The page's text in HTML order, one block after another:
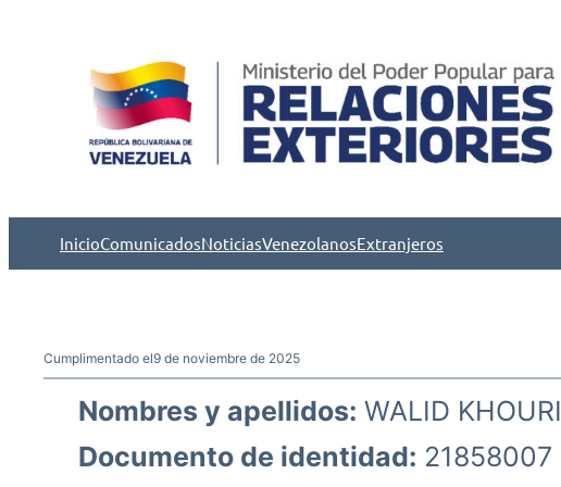
InicioComunicadosNoticiasVenezolanosExtranjeros
Cumplimentado el9 de noviembre de 2025
Nombres y apellidos: WALID KHOURI
Documento de identidad: 21858007